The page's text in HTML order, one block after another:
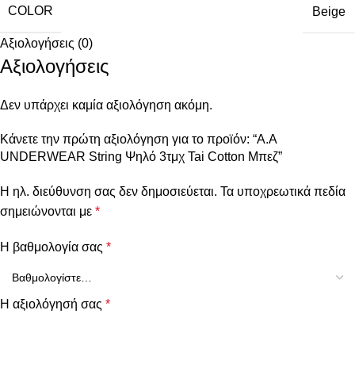
COLOR Beige
Αξιολογήσεις (0)
Αξιολογήσεις
Δεν υπάρχει καμία αξιολόγηση ακόμη.
Κάνετε την πρώτη αξιολόγηση για το προϊόν: “Α.A
UNDERWEAR String Ψηλό 3τμχ Tai Cotton Μπεζ”
Η ηλ. διεύθυνση σας δεν δημοσιεύεται. Τα υποχρεωτικά πεδία
σημειώνονται με *
Η βαθμολογία σας *
Η αξιολόγησή σας *